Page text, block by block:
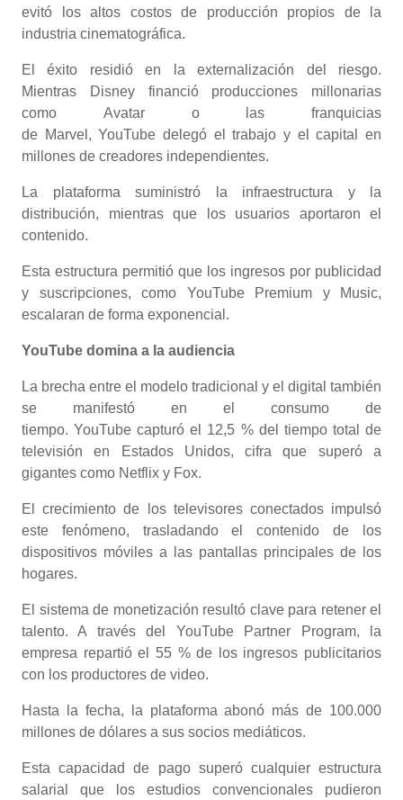
evitó los altos costos de producción propios de la
industria cinematográfica.
El éxito residió en la externalización del riesgo.
Mientras Disney financió producciones millonarias
como Avatar o las franquicias
de Marvel, YouTube delegó el trabajo y el capital en
millones de creadores independientes.
La plataforma suministró la infraestructura y la
distribución, mientras que los usuarios aportaron el
contenido.
Esta estructura permitió que los ingresos por publicidad
y suscripciones, como YouTube Premium y Music,
escalaran de forma exponencial.
YouTube domina a la audiencia
La brecha entre el modelo tradicional y el digital también
se manifestó en el consumo de
tiempo. YouTube capturó el 12,5 % del tiempo total de
televisión en Estados Unidos, cifra que superó a
gigantes como Netflix y Fox.
El crecimiento de los televisores conectados impulsó
este fenómeno, trasladando el contenido de los
dispositivos móviles a las pantallas principales de los
hogares.
El sistema de monetización resultó clave para retener el
talento. A través del YouTube Partner Program, la
empresa repartió el 55 % de los ingresos publicitarios
con los productores de video.
Hasta la fecha, la plataforma abonó más de 100.000
millones de dólares a sus socios mediáticos.
Esta capacidad de pago superó cualquier estructura
salarial que los estudios convencionales pudieron